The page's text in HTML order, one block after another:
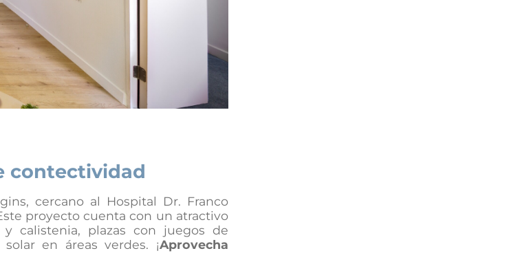
contectividad
cercano al Hospital Dr. Franco
proyecto cuenta con un atractivo
calistenia, plazas con juegos de
en áreas verdes. ¡Aprovecha